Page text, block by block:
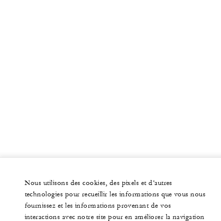
Nous utilisons des cookies, des pixels et d’autres
technologies pour recueillir les informations que vous nous
fournissez et les informations provenant de vos
interactions avec notre site pour en améliorer la navigation